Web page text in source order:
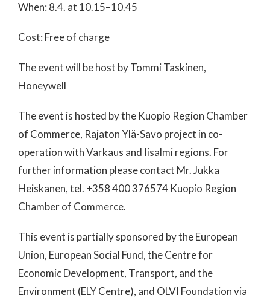
When: 8.4. at 10.15–10.45
Cost: Free of charge
The event will be host by Tommi Taskinen,
Honeywell
The event is hosted by the Kuopio Region Chamber
of Commerce, Rajaton Ylä-Savo project in co-
operation with Varkaus and Iisalmi regions. For
further information please contact Mr. Jukka
Heiskanen, tel. +358 400 376574 Kuopio Region
Chamber of Commerce.
This event is partially sponsored by the European
Union, European Social Fund, the Centre for
Economic Development, Transport, and the
Environment (ELY Centre), and OLVI Foundation via